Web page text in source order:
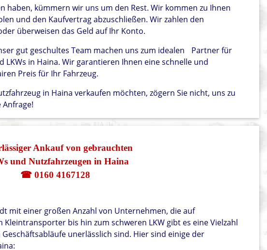
haben, kümmern wir uns um den Rest. Wir kommen zu Ihnen
und den Kaufvertrag abzuschließen. Wir zahlen den
überweisen das Geld auf Ihr Konto.
gut geschultes Team machen uns zum idealen
Partner für
LKWs in Haina. Wir garantieren Ihnen eine schnelle und
Preis für Ihr Fahrzeug.
in Haina verkaufen möchten, zögern Sie nicht, uns zu
Ankauf von gebrauchten
und Nutzfahrzeugen in Haina
☎ 0160 4167128
mit einer großen Anzahl von Unternehmen, die auf
Kleintransporter bis hin zum schweren LKW gibt es eine Vielzahl
unerlässlich sind. Hier sind einige der